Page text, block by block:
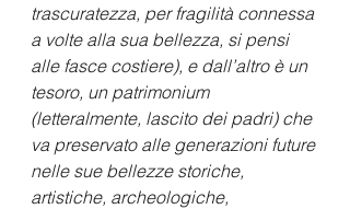
trascuratezza, per fragilità connessa
a volte alla sua bellezza, si pensi
alle fasce costiere), e dall’altro è un
tesoro, un patrimonium
(letteralmente, lascito dei padri) che
va preservato alle generazioni future
nelle sue bellezze storiche,
artistiche, archeologiche,